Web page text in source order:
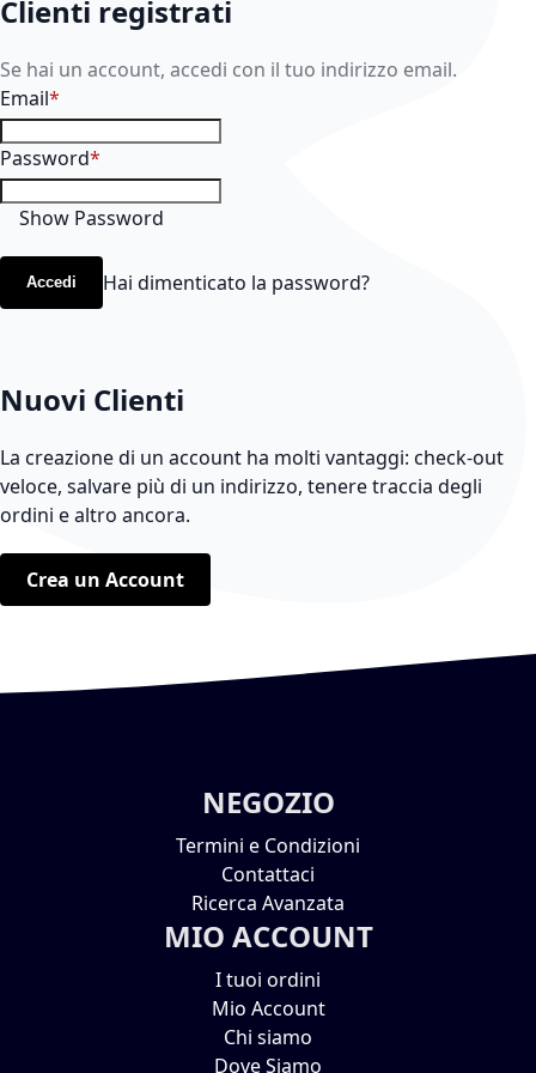
Clienti registrati
Se hai un account, accedi con il tuo indirizzo email.
Email
Password
Show Password
Accedi Hai dimenticato la password?
Nuovi Clienti
La creazione di un account ha molti vantaggi: check-out
veloce, salvare più di un indirizzo, tenere traccia degli
ordini e altro ancora.
Crea un Account
NEGOZIO
Termini e Condizioni
Contattaci
Ricerca Avanzata
MIO ACCOUNT
I tuoi ordini
Mio Account
Chi siamo
Dove Siamo